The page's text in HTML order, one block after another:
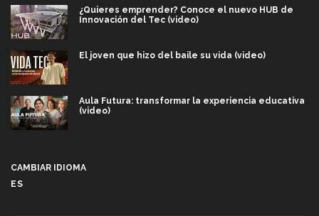
¿Quieres emprender? Conoce el nuevo HUB de
Innovación del Tec (video)
El joven que hizo del baile su vida (video)
Aula Futura: transformar la experiencia educativa
(video)
CAMBIAR IDIOMA
ES